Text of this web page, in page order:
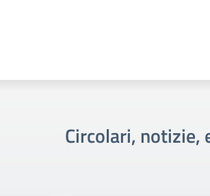
Circolari, notizie,